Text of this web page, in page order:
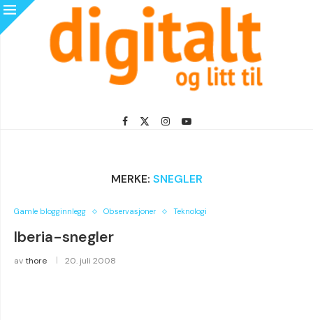
MERKE: SNEGLER
Gamle blogginnlegg Observasjoner Teknologi
Iberia-snegler
avthore 20. juli 2008